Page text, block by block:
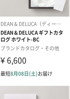
ち帰りやすいコン
ンナップ